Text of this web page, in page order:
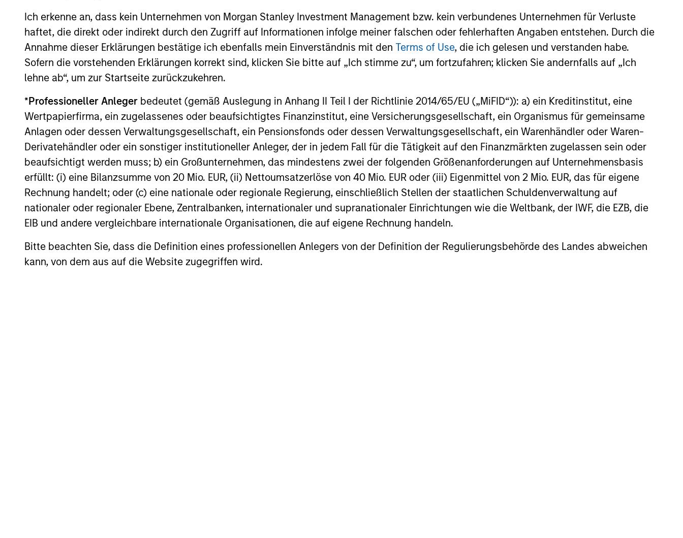
Ich erkenne an, dass kein Unternehmen von Morgan Stanley Investment Management bzw. kein verbundenes Unternehmen für Verluste
haftet, die direkt oder indirekt durch den Zugriff auf Informationen infolge meiner falschen oder fehlerhaften Angaben entstehen. Durch die
Annahme dieser Erklärungen bestätige ich ebenfalls mein Einverständnis mit den Terms of Use, die ich gelesen und verstanden habe.
Sofern die vorstehenden Erklärungen korrekt sind, klicken Sie bitte auf „Ich stimme zu“, um fortzufahren; klicken Sie andernfalls auf „Ich
lehne ab“, um zur Startseite zurückzukehren.
*Professioneller Anleger bedeutet (gemäß Auslegung in Anhang II Teil I der Richtlinie 2014/65/EU („MiFID“)): a) ein Kreditinstitut, eine
Wertpapierfirma, ein zugelassenes oder beaufsichtigtes Finanzinstitut, eine Versicherungsgesellschaft, ein Organismus für gemeinsame
Anlagen oder dessen Verwaltungsgesellschaft, ein Pensionsfonds oder dessen Verwaltungsgesellschaft, ein Warenhändler oder Waren-
Derivatehändler oder ein sonstiger institutioneller Anleger, der in jedem Fall für die Tätigkeit auf den Finanzmärkten zugelassen sein oder
beaufsichtigt werden muss; b) ein Großunternehmen, das mindestens zwei der folgenden Größenanforderungen auf Unternehmensbasis
erfüllt: (i) eine Bilanzsumme von 20 Mio. EUR, (ii) Nettoumsatzerlöse von 40 Mio. EUR oder (iii) Eigenmittel von 2 Mio. EUR, das für eigene
Rechnung handelt; oder (c) eine nationale oder regionale Regierung, einschließlich Stellen der staatlichen Schuldenverwaltung auf
nationaler oder regionaler Ebene, Zentralbanken, internationaler und supranationaler Einrichtungen wie die Weltbank, der IWF, die EZB, die
EIB und andere vergleichbare internationale Organisationen, die auf eigene Rechnung handeln.
Bitte beachten Sie, dass die Definition eines professionellen Anlegers von der Definition der Regulierungsbehörde des Landes abweichen
kann, von dem aus auf die Website zugegriffen wird.
proven track record in identifying well-
managed high quality businesses with
resilient earnings. These include IT
companies offering must-have software
and services, life sciences and health
care equipment firms providing
indispensable products, and world-
renowned consumer brand franchises.
The team also finds capital light, high
return businesses in more niche
industries, such as professional services
in industrials and payments in financials.
focus on minimising the risk of
permanent loss of capital rather than
chasing upside, the team expects
International Resilience to exhibit an
time – delivering attractive long-term
returns and reduced downside
participation during challenging market
environments, a hallmark of the team’s
longstanding global compounder
strategies.
resourced International Equity team uses
their time-tested investment process and
stock-selection criteria to manage the
International Resilience strategy.
Investment Approach